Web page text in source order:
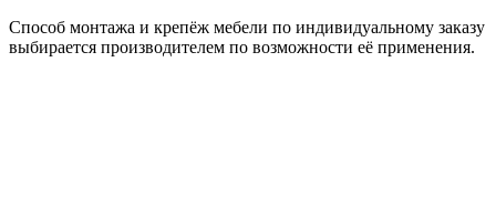
Способ монтажа и крепёж мебели по индивидуальному заказу
выбирается производителем по возможности её применения.